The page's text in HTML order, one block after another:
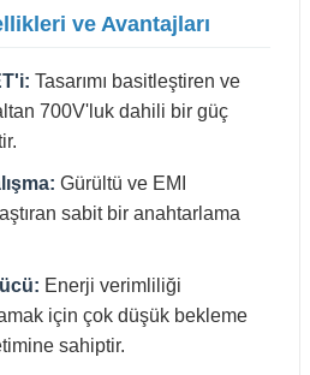
ve Avantajları
Tasarımı basitleştiren ve
700V'luk dahili bir güç
Gürültü ve EMI
sabit bir anahtarlama
Enerji verimliliği
için çok düşük bekleme
sahiptir.